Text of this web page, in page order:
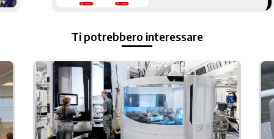
Ti potrebbero interessare